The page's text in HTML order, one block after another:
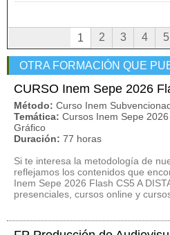
1 2 3 4 5
OTRA FORMACIÓN QUE
CURSO Inem Sepe 2026
Método: Curso Inem
Temática: Cursos Inem Sepe
Gráfico
Duración: 77 horas
Si te interesa la metodología de
reflejamos los contenidos que
Inem Sepe 2026 Flash CS5 A
presenciales, cursos online y